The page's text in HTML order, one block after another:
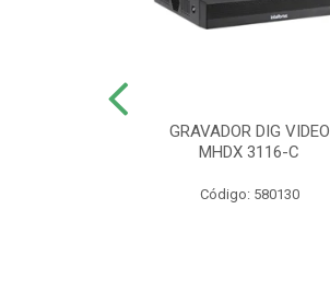
GRAVADOR DIG VIDEO
MHDX 3116-C
Código: 580130